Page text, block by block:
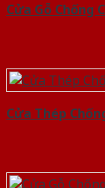
Cửa Gỗ Chống
Cửa Thép